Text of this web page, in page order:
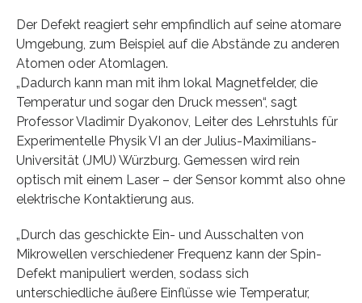
Der Defekt reagiert sehr empfindlich auf seine atomare
Umgebung, zum Beispiel auf die Abstände zu anderen
Atomen oder Atomlagen.
„Dadurch kann man mit ihm lokal Magnetfelder, die
Temperatur und sogar den Druck messen“, sagt
Professor Vladimir Dyakonov, Leiter des Lehrstuhls für
Experimentelle Physik VI an der Julius-Maximilians-
Universität (JMU) Würzburg. Gemessen wird rein
optisch mit einem Laser – der Sensor kommt also ohne
elektrische Kontaktierung aus.
„Durch das geschickte Ein- und Ausschalten von
Mikrowellen verschiedener Frequenz kann der Spin-
Defekt manipuliert werden, sodass sich
unterschiedliche äußere Einflüsse wie Temperatur,